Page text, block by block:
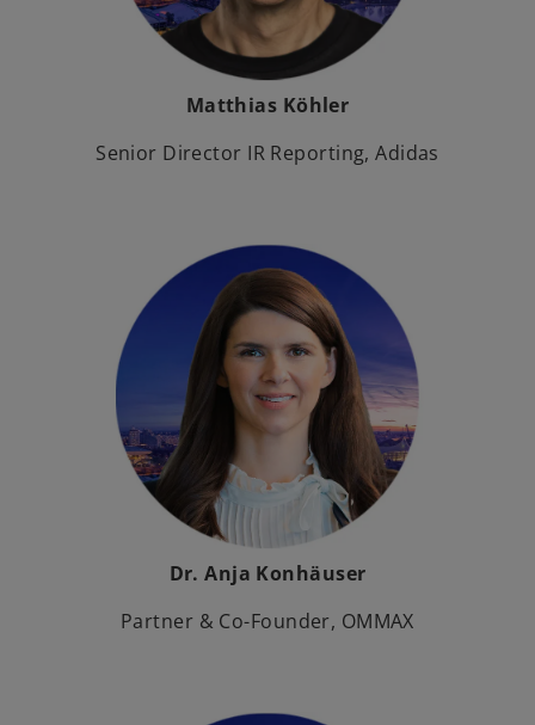
Matthias Köhler
Senior Director IR Reporting, Adidas
Dr. Anja Konhäuser
Partner & Co-Founder, OMMAX